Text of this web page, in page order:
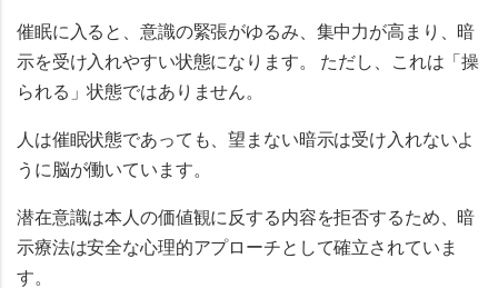
催眠に入ると、意識の緊張がゆるみ、集中力が高まり、暗
示を受け入れやすい状態になります。 ただし、これは「操
られる」状態ではありません。
人は催眠状態であっても、望まない暗示は受け入れないよ
うに脳が働いています。
潜在意識は本人の価値観に反する内容を拒否するため、暗
示療法は安全な心理的アプローチとして確立されていま
す。